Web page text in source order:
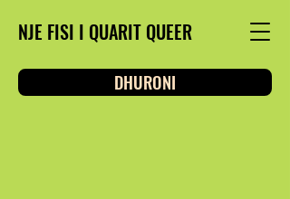
NJE FISI I QUARIT QUEER
DHURONI